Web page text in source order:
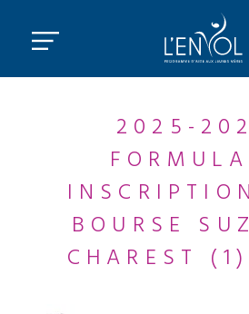
2025-
BOURSE
CHAREST